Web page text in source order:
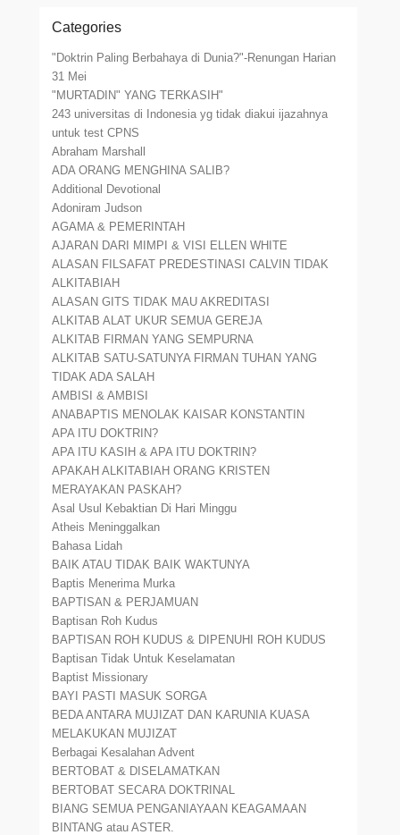
Categories
"Doktrin Paling Berbahaya di Dunia?"-Renungan Harian
31 Mei
"MURTADIN" YANG TERKASIH"
243 universitas di Indonesia yg tidak diakui ijazahnya
untuk test CPNS
Abraham Marshall
ADA ORANG MENGHINA SALIB?
Additional Devotional
Adoniram Judson
AGAMA & PEMERINTAH
AJARAN DARI MIMPI & VISI ELLEN WHITE
ALASAN FILSAFAT PREDESTINASI CALVIN TIDAK
ALKITABIAH
ALASAN GITS TIDAK MAU AKREDITASI
ALKITAB ALAT UKUR SEMUA GEREJA
ALKITAB FIRMAN YANG SEMPURNA
ALKITAB SATU-SATUNYA FIRMAN TUHAN YANG
TIDAK ADA SALAH
AMBISI & AMBISI
ANABAPTIS MENOLAK KAISAR KONSTANTIN
APA ITU DOKTRIN?
APA ITU KASIH & APA ITU DOKTRIN?
APAKAH ALKITABIAH ORANG KRISTEN
MERAYAKAN PASKAH?
Asal Usul Kebaktian Di Hari Minggu
Atheis Meninggalkan
Bahasa Lidah
BAIK ATAU TIDAK BAIK WAKTUNYA
Baptis Menerima Murka
BAPTISAN & PERJAMUAN
Baptisan Roh Kudus
BAPTISAN ROH KUDUS & DIPENUHI ROH KUDUS
Baptisan Tidak Untuk Keselamatan
Baptist Missionary
BAYI PASTI MASUK SORGA
BEDA ANTARA MUJIZAT DAN KARUNIA KUASA
MELAKUKAN MUJIZAT
Berbagai Kesalahan Advent
BERTOBAT & DISELAMATKAN
BERTOBAT SECARA DOKTRINAL
BIANG SEMUA PENGANIAYAAN KEAGAMAAN
BINTANG atau ASTER.